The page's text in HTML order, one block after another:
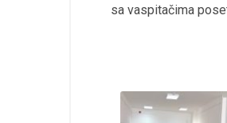
sa vaspitačima